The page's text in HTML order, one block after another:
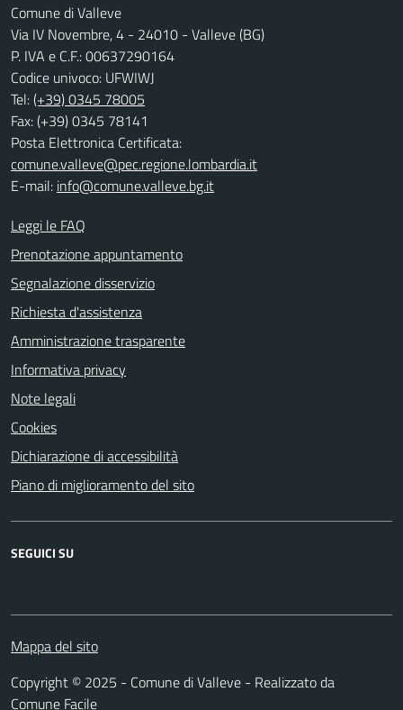
Comune di Valleve
Via IV Novembre, 4 - 24010 - Valleve (BG)
P. IVA e C.F.: 00637290164
Codice univoco: UFWIWJ
Tel:(+39) 0345 78005
Fax: (+39) 0345 78141
Posta Elettronica Certificata:
comune.valleve@pec.regione.lombardia.it
E-mail: info@comune.valleve.bg.it
Leggi le FAQ
Prenotazione appuntamento
Segnalazione disservizio
Richiesta d'assistenza
Amministrazione trasparente
Informativa privacy
Note legali
Cookies
Dichiarazione di accessibilità
Piano di miglioramento del sito
SEGUICI SU
Mappa del sito
Copyright © 2025 - Comune di Valleve - Realizzato da
Comune Facile